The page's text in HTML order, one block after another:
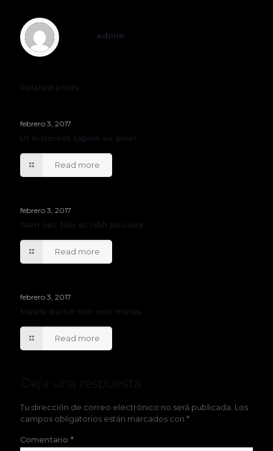
admin
Related posts
febrero 3, 2017
Ut in laoreet sapien eu amet
Read more
febrero 3, 2017
Nam nec felis et nibh posuere
Read more
febrero 3, 2017
Mauris auctor non velit metus
Read more
Deja una respuesta
Tu dirección de correo electrónico no será publicada. Los
campos obligatorios están marcados con *
Comentario *